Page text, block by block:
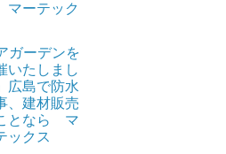
ーテック
ガーデンを
いたしまし
広島で防水
、建材販売
となら マ
ックス